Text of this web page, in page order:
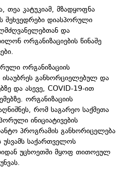
თეა კატუკიამ, მზადყოფნა
შეხვედრები დიასპორული
და
ორგანიზაციების წინაშე
ორგანიზაციის
განხორციელებულ და
და ასევე, COVID-19-ით
ორგანიზაციის
რომ საგარეო საქმეთა
ინიციატივების
პროგრამის განხორიცელება
საქართველოს
უცხოეთში მყოფ თითოეულ